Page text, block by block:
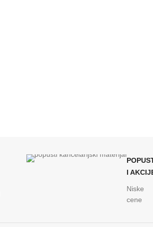
I
Niske
cene